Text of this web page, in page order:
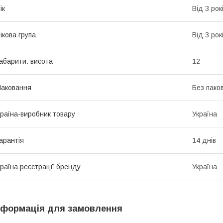
Від 3
група Від 3
висота 12
Без
виробник товару Україна
14 днів
реєстрації бренду Україна
для замовлення